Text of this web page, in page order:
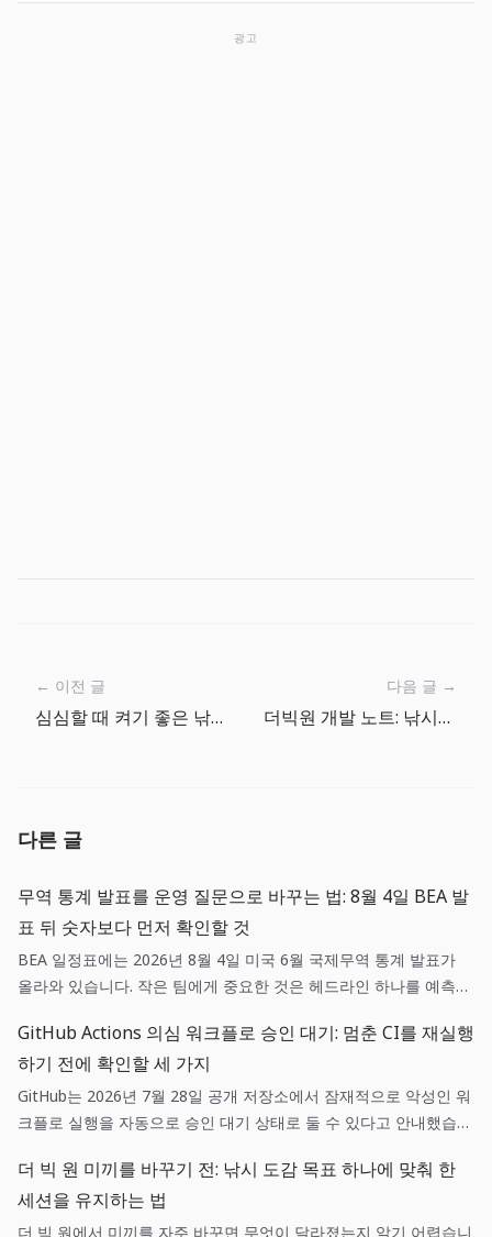
광고
← 이전 글
심심할 때 켜기 좋은 낚시 RPG, 더빅원
다음 글 →
더빅원 개발 노트: 낚시터가 먼저 분위기를 만든다
다른 글
무역 통계 발표를 운영 질문으로 바꾸는 법: 8월 4일 BEA 발
표 뒤 숫자보다 먼저 확인할 것
BEA 일정표에는 2026년 8월 4일 미국 6월 국제무역 통계 발표가
올라와 있습니다. 작은 팀에게 중요한 것은 헤드라인 하나를 예측하
와 연결되는지 기록하는 일입니다.
GitHub Actions 의심 워크플로 승인 대기: 멈춘 CI를 재실행
하기 전에 확인할 세 가지
GitHub는 2026년 7월 28일 공개 저장소에서 잠재적으로 악성인 워
크플로 실행을 자동으로 승인 대기 상태로 둘 수 있다고 안내했습니
권한을 짧은 순서로 확인하는 운영 작업입니다.
더 빅 원 미끼를 바꾸기 전: 낚시 도감 목표 하나에 맞춰 한
세션을 유지하는 법
더 빅 원에서 미끼를 자주 바꾸면 무엇이 달라졌는지 알기 어렵습니